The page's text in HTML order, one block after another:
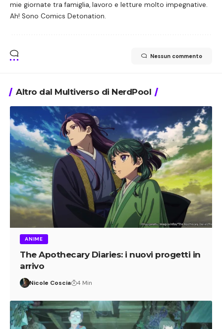
mie giornate tra famiglia, lavoro e letture molto impegnative.
Ah! Sono Comics Detonation.
Nessun commento
Altro dal Multiverso di NerdPool
ANIME
The Apothecary Diaries: i nuovi progetti in
arrivo
Nicole Coscia 4 Min